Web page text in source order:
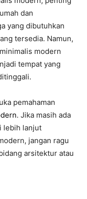
dan
yang dibutuhkan
tersedia. Namun,
modern
tempat yang
pemahaman
. Jika masih ada
lebih lanjut
jangan ragu
arsitektur atau